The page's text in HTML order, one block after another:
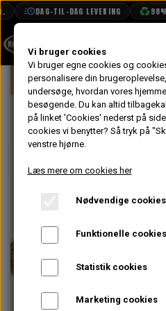
DAG-TIL-DAG LEVERING 98%
BOOK TID
PROJEKTER
TEKNISK DATA
VANDPOLERING
Forside Mini
A539
Vi bruger cookies
Vi bruger egne cookies og
personalisere din
undersøge, hvordan vores
besøgende. Du kan altid
på linket 'Cookies' nederst på
cookies vi benytter? Så tryk på
venstre hjørne.
Læs mere om cookies her
Nødvendige cookies
Funktionelle cookies
Statistik cookies
Marketing cookies